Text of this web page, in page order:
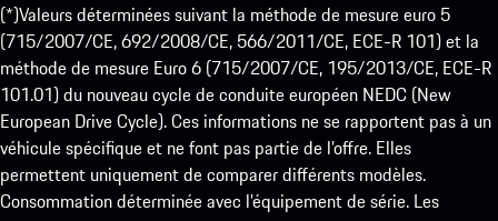
(*)Valeurs déterminées suivant la méthode de mesure euro 5
(715/2007/CE, 692/2008/CE, 566/2011/CE, ECE-R 101) et la
méthode de mesure Euro 6 (715/2007/CE, 195/2013/CE, ECE-R
101.01) du nouveau cycle de conduite européen NEDC (New
European Drive Cycle). Ces informations ne se rapportent pas à un
véhicule spécifique et ne font pas partie de l’offre. Elles
permettent uniquement de comparer différents modèles.
Consommation déterminée avec l’équipement de série. Les